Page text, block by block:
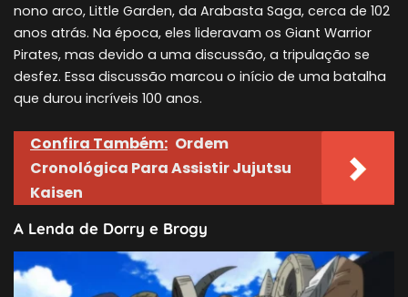
nono arco, Little Garden, da Arabasta Saga, cerca de 102
anos atrás. Na época, eles lideravam os Giant Warrior
Pirates, mas devido a uma discussão, a tripulação se
desfez. Essa discussão marcou o início de uma batalha
que durou incríveis 100 anos.
Confira Também: Ordem
Cronológica Para Assistir Jujutsu
Kaisen
A Lenda de Dorry e Brogy